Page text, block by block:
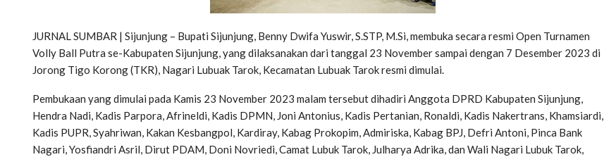
JURNAL SUMBAR | Sijunjung – Bupati Sijunjung, Benny Dwifa Yuswir, S.STP, M.Si, membuka secara resmi Open Turnamen
Volly Ball Putra se-Kabupaten Sijunjung, yang dilaksanakan dari tanggal 23 November sampai dengan 7 Desember 2023 di
Jorong Tigo Korong (TKR), Nagari Lubuak Tarok, Kecamatan Lubuak Tarok resmi dimulai.
Pembukaan yang dimulai pada Kamis 23 November 2023 malam tersebut dihadiri Anggota DPRD Kabupaten Sijunjung,
Hendra Nadi, Kadis Parpora, Afrineldi, Kadis DPMN, Joni Antonius, Kadis Pertanian, Ronaldi, Kadis Nakertrans, Khamsiardi,
Kadis PUPR, Syahriwan, Kakan Kesbangpol, Kardiray, Kabag Prokopim, Admiriska, Kabag BPJ, Defri Antoni, Pinca Bank
Nagari, Yosfiandri Asril, Dirut PDAM, Doni Novriedi, Camat Lubuk Tarok, Julharya Adrika, dan Wali Nagari Lubuk Tarok,